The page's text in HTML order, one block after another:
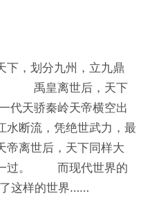
，划分九州，立九鼎
。 禹皇离世后，天下
天骄秦岭天帝横空出
水断流，凭绝世武力，最
帝离世后，天下同样大
一过。 而现代世界的
到了这样的世界……